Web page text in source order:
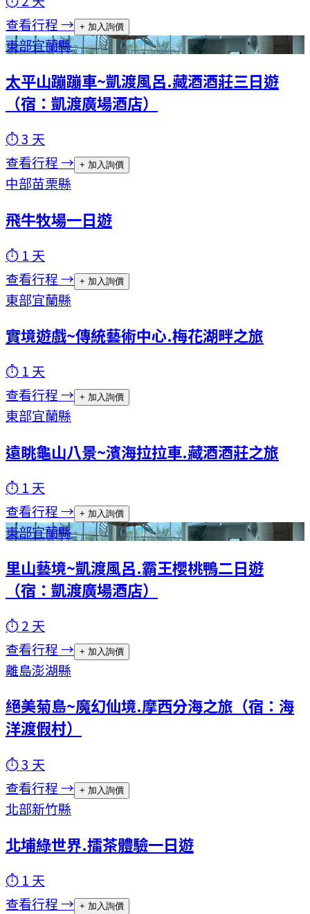
查看行程 → + 加入詢價
東部宜蘭縣
太平山蹦蹦車~凱渡風呂.藏酒酒莊三日遊
（宿：凱渡廣場酒店）
⏱3 天
查看行程 → + 加入詢價
中部苗栗縣
飛牛牧場一日遊
⏱ 1 天
查看行程 → + 加入詢價
東部宜蘭縣
實境遊戲~傳統藝術中心.梅花湖畔之旅
⏱ 1 天
查看行程 → + 加入詢價
東部宜蘭縣
遠眺龜山八景~濱海拉拉車.藏酒酒莊之旅
⏱ 1 天
查看行程 → + 加入詢價
東部宜蘭縣
里山藝境~凱渡風呂.霸王櫻桃鴨二日遊
（宿：凱渡廣場酒店）
⏱2 天
查看行程 → + 加入詢價
離島澎湖縣
絕美菊島~魔幻仙境.摩西分海之旅（宿：海
洋渡假村）
⏱3 天
查看行程 → + 加入詢價
北部新竹縣
北埔綠世界.擂茶體驗一日遊
⏱ 1 天
查看行程 → + 加入詢價